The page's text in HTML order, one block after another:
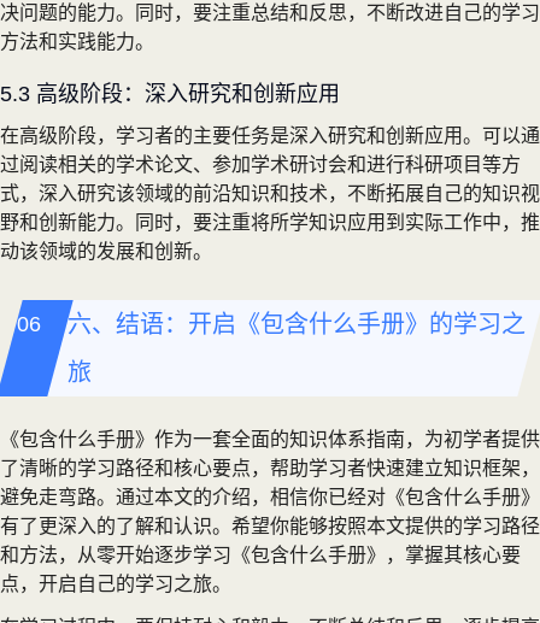
决问题的能力。同时，要注重总结和反思，不断改进自己的学习
方法和实践能力。
5.3 高级阶段：深入研究和创新应用
在高级阶段，学习者的主要任务是深入研究和创新应用。可以通
过阅读相关的学术论文、参加学术研讨会和进行科研项目等方
式，深入研究该领域的前沿知识和技术，不断拓展自己的知识视
野和创新能力。同时，要注重将所学知识应用到实际工作中，推
动该领域的发展和创新。
六、结语：开启《包含什么手册》的学习之
旅
《包含什么手册》作为一套全面的知识体系指南，为初学者提供
了清晰的学习路径和核心要点，帮助学习者快速建立知识框架，
避免走弯路。通过本文的介绍，相信你已经对《包含什么手册》
有了更深入的了解和认识。希望你能够按照本文提供的学习路径
和方法，从零开始逐步学习《包含什么手册》，掌握其核心要
点，开启自己的学习之旅。